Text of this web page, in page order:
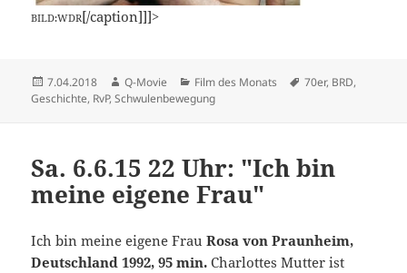
BILD:WDR[/caption]]]>
Veröffentlicht
am
7.04.2018 Autor
Q-Movie Kategorien
Film des Monats Schlagwörter
70er, BRD,
Geschichte, RvP,Schwulenbewegung
Sa. 6.6.15 22 Uhr: "Ich bin
meine eigene Frau"
Ich bin meine eigene FrauRosa von Praunheim,
Deutschland 1992, 95 min. Charlottes Mutter ist